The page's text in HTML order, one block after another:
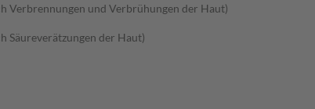
Verbrennungen und Verbrühungen der Haut)
Säureverätzungen der Haut)